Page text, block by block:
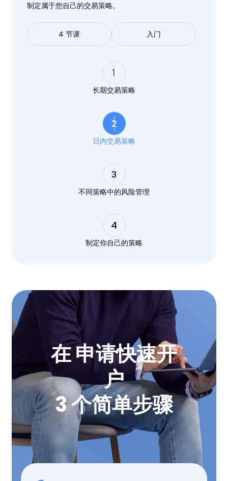
制定属于您自己的交易策略。
4 节课 入门
1
长期交易策略
2
日内交易策略
3
不同策略中的风险管理
4
制定你自己的策略
在 申请快速开
户
3 个简单步骤